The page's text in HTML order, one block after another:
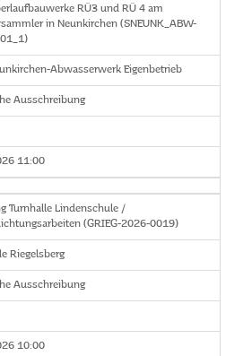
RÜ3 und RÜ 4 am
in Neunkirchen (SNEUNK_ABW-
Abwasserwerk Eigenbetrieb
Ausschreibung
11:00
Turnhalle Lindenschule /
(GRIEG-2026-0019)
Riegelsberg
Ausschreibung
10:00